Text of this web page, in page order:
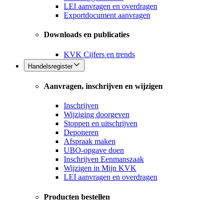
LEI aanvragen en overdragen
Exportdocument aanvragen
Downloads en publicaties
KVK Cijfers en trends
Handelsregister
Aanvragen, inschrijven en wijzigen
Inschrijven
Wijziging doorgeven
Stoppen en uitschrijven
Deponeren
Afspraak maken
UBO-opgave doen
Inschrijven Eenmanszaak
Wijzigen in Mijn KVK
LEI aanvragen en overdragen
Producten bestellen